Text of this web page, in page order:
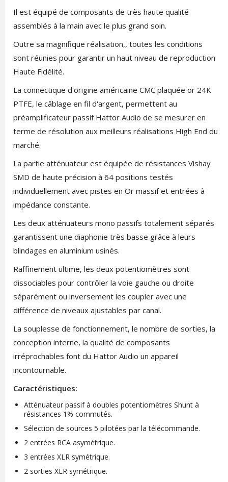
Il est équipé de composants de très haute qualité
assemblés à la main avec le plus grand soin.
Outre sa magnifique réalisation,, toutes les conditions
sont réunies pour garantir un haut niveau de reproduction
Haute Fidélité.
La connectique d'origine américaine CMC plaquée or 24K
PTFE, le câblage en fil d'argent, permettent au
préamplificateur passif Hattor Audio de se mesurer en
terme de résolution aux meilleurs réalisations High End du
marché.
La partie atténuateur est équipée de résistances Vishay
SMD de haute précision à 64 positions testés
individuellement avec pistes en Or massif et entrées à
impédance constante.
Les deux atténuateurs mono passifs totalement séparés
garantissent une diaphonie très basse grâce à leurs
blindages en aluminium usinés.
Raffinement ultime, les deux potentiomètres sont
dissociables pour contrôler la voie gauche ou droite
séparément ou inversement les coupler avec une
différence de niveaux ajustables par canal.
La souplesse de fonctionnement, le nombre de sorties, la
conception interne, la qualité de composants
irréprochables font du Hattor Audio un appareil
incontournable.
Caractéristiques:
Atténuateur passif à doubles potentiomètres Shunt à
résistances 1% commutés.
Sélection de sources 5 pilotées par la télécommande.
2 entrées RCA asymétrique.
3 entrées XLR symétrique.
2 sorties XLR symétrique.